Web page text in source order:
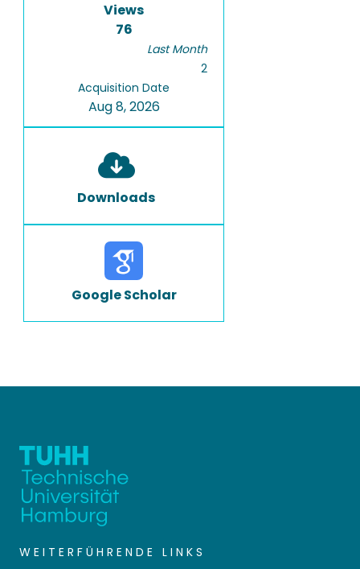
Views
76
Last Month
2
Acquisition Date
Aug 8, 2026
Downloads
Google Scholar
WEITERFÜHRENDE LINKS